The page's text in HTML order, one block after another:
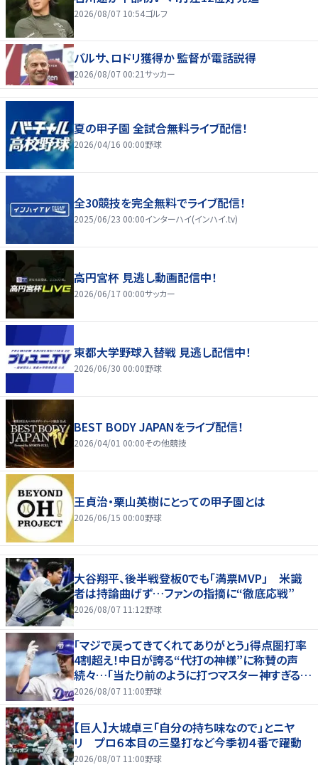
2026/08/07 10:54ゴルフ
バルサ、ロドリ獲得か 監督が電話説得
2026/08/07 00:21サッカー
夏の甲子園 全試合無料ライブ配信！
2026/04/16 00:00野球
全30競技を完全無料でライブ配信！
2025/06/23 00:00インターハイ(インハイ.tv)
高円宮杯 見逃し動画配信中！
2026/06/17 00:00サッカー
東都大学野球入替戦 見逃し配信中！
2026/06/30 00:00野球
BEST BODY JAPANをライブ配信！
2026/04/01 00:00その他競技
王貞治・栗山英樹にとっての甲子園とは
2026/06/15 00:00野球
大谷翔平、後半戦登板0でも「満票MVP」 米識
者は持論曲げず…ファンの指摘に“徹底応戦”
2026/08/07 11:12野球
「マジで戻ってきてくれてありがとう」得点圏打率
4割超え！中日が誇る“代打の神様”に称賛の声
続々…「当たり前のように打つマスター神すぎる」
「また初球で決めたな」
2026/08/07 11:00野球
【巨人】大城卓三「自分の持ち味なので」とニヤ
リ プロ６本目の三塁打など今季初４番で躍動
2026/08/07 11:00野球